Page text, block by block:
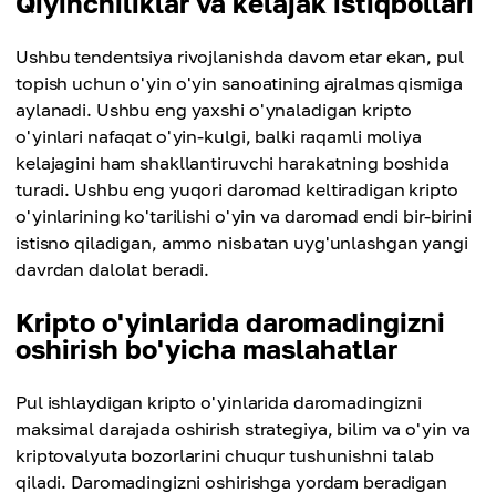
Ushbu tendentsiya rivojlanishda davom etar ekan, pul
topish uchun o'yin o'yin sanoatining ajralmas qismiga
aylanadi. Ushbu eng yaxshi o'ynaladigan kripto
o'yinlari nafaqat o'yin-kulgi, balki raqamli moliya
kelajagini ham shakllantiruvchi harakatning boshida
turadi. Ushbu eng yuqori daromad keltiradigan kripto
o'yinlarining ko'tarilishi o'yin va daromad endi bir-birini
istisno qiladigan, ammo nisbatan uyg'unlashgan yangi
davrdan dalolat beradi.
Kripto o'yinlarida daromadingizni
oshirish bo'yicha maslahatlar
Pul ishlaydigan kripto o'yinlarida daromadingizni
maksimal darajada oshirish strategiya, bilim va o'yin va
kriptovalyuta bozorlarini chuqur tushunishni talab
qiladi. Daromadingizni oshirishga yordam beradigan